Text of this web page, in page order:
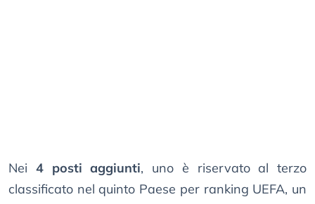
Nei 4 posti aggiunti, uno è riservato al terzo
classificato nel quinto Paese per ranking UEFA, un